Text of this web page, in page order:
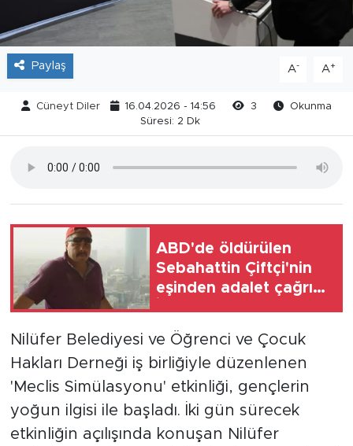
Paylaş A- A+
Cüneyt Diler 16.04.2026 - 14:56 3
Okunma
Süresi: 2 Dk
ABD'de öldürülen
Sebahattin Çiftçi'nin
eşinden adalet çağrısı:
Nilüfer Belediyesi ve Öğrenci ve Çocuk
Hakları Derneği iş birliğiyle düzenlenen
'Meclis Simülasyonu' etkinliği, gençlerin
yoğun ilgisi ile başladı. İki gün sürecek
etkinliğin açılışında konuşan Nilüfer